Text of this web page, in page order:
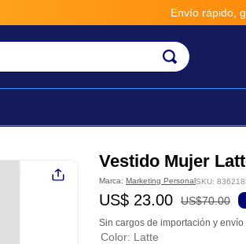
Envío rápido,
Vestido Mujer
Marca: Marketing PersonalSKU:
US$ 23.00 US$70.00
Sin cargos de importación y envío
Color: Latte